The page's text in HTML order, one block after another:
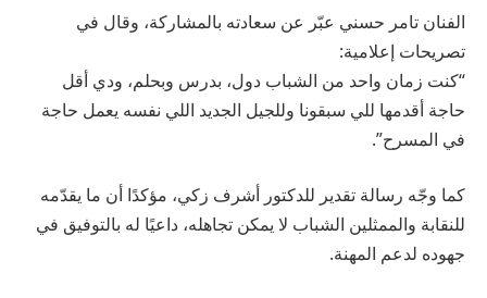
الفنان تامر حسني عبّر عن سعادته بالمشاركة، وقال في
تصريحات إعلامية:
“كنت زمان واحد من الشباب دول، بدرس وبحلم، ودي أقل
حاجة أقدمها للي سبقونا وللجيل الجديد اللي نفسه يعمل حاجة
في المسرح”.
كما وجّه رسالة تقدير للدكتور أشرف زكي، مؤكدًا أن ما يقدّمه
للنقابة والممثلين الشباب لا يمكن تجاهله، داعيًا له بالتوفيق في
جهوده لدعم المهنة.